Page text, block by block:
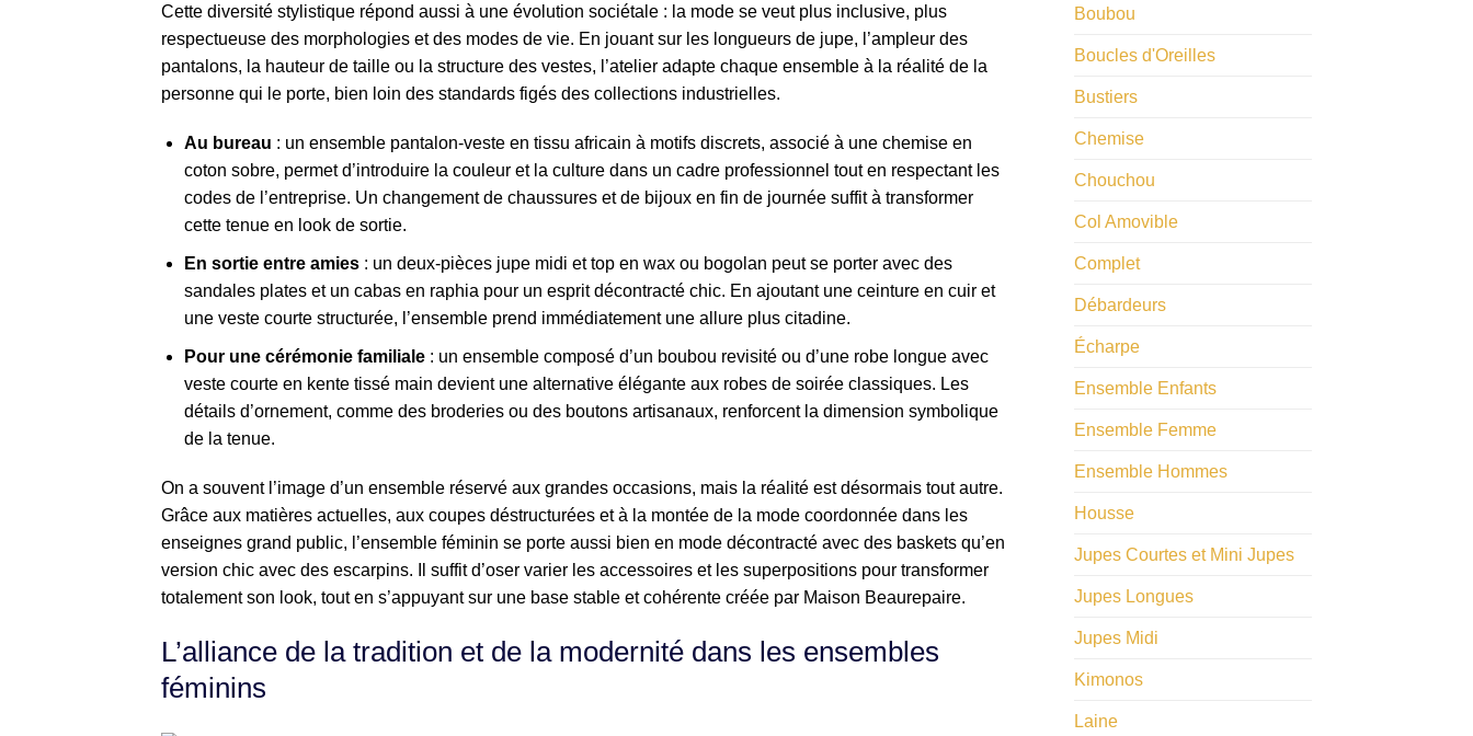
Cette diversité stylistique répond aussi à une évolution sociétale : la mode se veut plus inclusive, plus
respectueuse des morphologies et des modes de vie. En jouant sur les longueurs de jupe, l’ampleur des
pantalons, la hauteur de taille ou la structure des vestes, l’atelier adapte chaque ensemble à la réalité de la
personne qui le porte, bien loin des standards figés des collections industrielles.
Au bureau : un ensemble pantalon-veste en tissu africain à motifs discrets, associé à une chemise en
coton sobre, permet d’introduire la couleur et la culture dans un cadre professionnel tout en respectant les
codes de l’entreprise. Un changement de chaussures et de bijoux en fin de journée suffit à transformer
cette tenue en look de sortie.
En sortie entre amies: un deux-pièces jupe midi et top en wax ou bogolan peut se porter avec des
sandales plates et un cabas en raphia pour un esprit décontracté chic. En ajoutant une ceinture en cuir et
une veste courte structurée, l’ensemble prend immédiatement une allure plus citadine.
Pour une cérémonie familiale: un ensemble composé d’un boubou revisité ou d’une robe longue avec
veste courte en kente tissé main devient une alternative élégante aux robes de soirée classiques. Les
détails d’ornement, comme des broderies ou des boutons artisanaux, renforcent la dimension symbolique
de la tenue.
On a souvent l’image d’un ensemble réservé aux grandes occasions, mais la réalité est désormais tout autre.
Grâce aux matières actuelles, aux coupes déstructurées et à la montée de la mode coordonnée dans les
enseignes grand public, l’ensemble féminin se porte aussi bien en mode décontracté avec des baskets qu’en
version chic avec des escarpins. Il suffit d’oser varier les accessoires et les superpositions pour transformer
totalement son look, tout en s’appuyant sur une base stable et cohérente créée par Maison Beaurepaire.
L’alliance de la tradition et de la modernité dans les ensembles
féminins
Boubou
Boucles d'Oreilles
Bustiers
Chemise
Chouchou
Col Amovible
Complet
Débardeurs
Écharpe
Ensemble Enfants
Ensemble Femme
Ensemble Hommes
Housse
Jupes Courtes et Mini Jupes
Jupes Longues
Jupes Midi
Kimonos
Laine